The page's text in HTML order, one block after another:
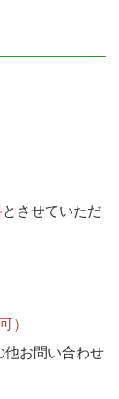
とさせていただ
）
お問い合わせ